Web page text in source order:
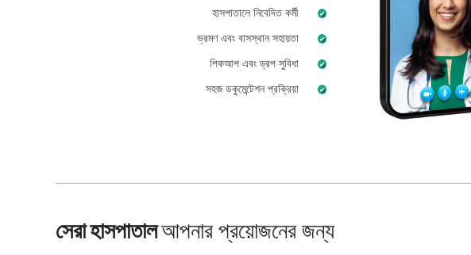
হাসপাতালে নিবেদিত কর্মী
ভ্রমণ এবং বাসস্থান সহায়তা
পিকআপ এবং ড্রপ সুবিধা
সহজ ডকুমেন্টেশন প্রক্রিয়া
সেরা হাসপাতালআপনার প্রয়োজনের জন্য